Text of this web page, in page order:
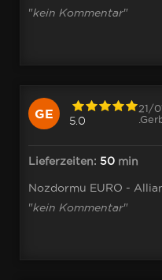
"kein Kommentar"
GE 5.0
21/
Lieferzeiten: 50 min
Nozdormu EURO -
"kein Kommentar"